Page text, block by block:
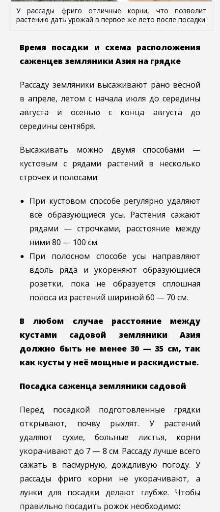
У рассады фриго отличные корни, что позволит
растению дать урожай в первое же лето после посадки
Время посадки и схема расположения
саженцев земляники Азия на грядке
Рассаду земляники высаживают рано весной
в апреле, летом с начала июля до середины
августа и осенью с конца августа до
середины сентября.
Высаживать можно двумя способами —
кустовым с рядами растений в несколько
строчек и полосами:
При кустовом способе регулярно удаляют
все образующиеся усы. Растения сажают
рядами — строчками, расстояние между
ними 80 — 100 см.
При полосном способе усы направляют
вдоль ряда и укореняют образующиеся
розетки, пока не образуется сплошная
полоса из растений шириной 60 — 70 см.
В любом случае расстояние между
кустами садовой земляники Азия
должно быть не менее 30 — 35 см, так
как кусты у неё мощные и раскидистые.
Посадка саженца земляники садовой
Перед посадкой подготовленные грядки
открывают, почву рыхлят. У растений
удаляют сухие, больные листья, корни
укорачивают до 7 — 8 см. Рассаду лучше всего
сажать в пасмурную, дождливую погоду. У
рассады фриго корни не укорачивают, а
лунки для посадки делают глубже. Чтобы
правильно посадить рожок необходимо: